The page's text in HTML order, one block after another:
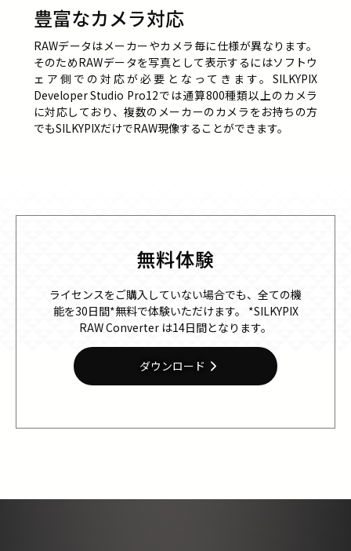
豊富なカメラ対応
RAWデータはメーカーやカメラ毎に仕様が異なります。
そのためRAWデータを写真として表示するにはソフトウ
ェア側での対応が必要となってきます。SILKYPIX
Developer Studio Pro12では通算800種類以上のカメラ
に対応しており、複数のメーカーのカメラをお持ちの方
でもSILKYPIXだけでRAW現像することができます。
無料体験
ライセンスをご購入していない場合でも、全ての機
能を30日間*無料で体験いただけます。
*SILKYPIX
RAW Converter は14日間となります。
ダウンロード